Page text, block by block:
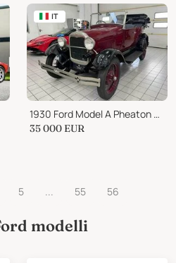
IT
1930 Ford Model A Pheaton Cabriolet
35 000 EUR
5 ... 55 56
modelli